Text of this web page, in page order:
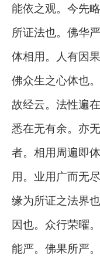
能依之观。今先
所证法也。佛华
体相用。人有因
佛众生之心体也
故经云。法性遍
悉在无有余。亦
者。相用周遍即
用。业用广而无
缘为所证之法界
因也。众行荣曜
能严。佛果所严